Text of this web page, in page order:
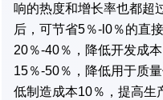
响的热度和增长率也都超
后，可节省5％-l0％的直
20％-40％，降低开发成
15％-50％，降低用于质
低制造成本10％，提高生